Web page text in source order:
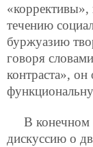
течению
буржуазию
говоря
контраста»,
В конечном
дискуссию о